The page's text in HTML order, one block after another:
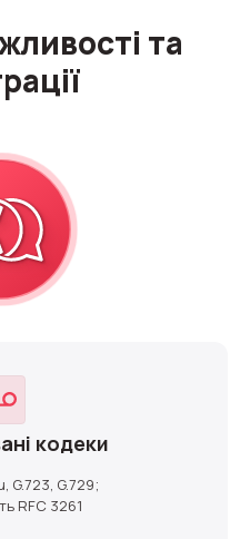
та
кодеки
G.723, G.729;
RFC 3261